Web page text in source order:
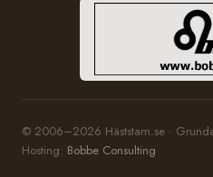
© 2006–2026 Häststam.se ·
Hosting: Bobbe Consulting